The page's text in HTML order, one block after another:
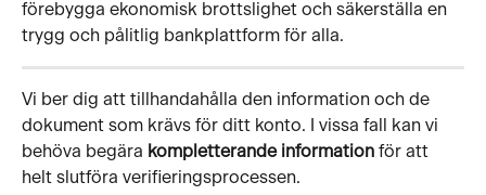
förebygga ekonomisk brottslighet och säkerställa en
trygg och pålitlig bankplattform för alla.
Vi ber dig att tillhandahålla den information och de
dokument som krävs för ditt konto. I vissa fall kan vi
behöva begära kompletterande information för att
helt slutföra verifieringsprocessen.